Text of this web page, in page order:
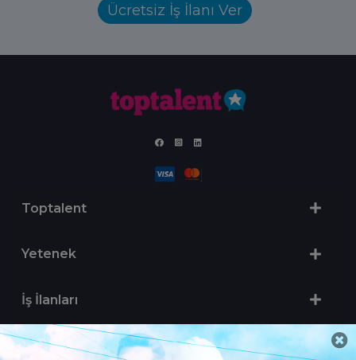
Ücretsiz İş İlanı Ver
Toptalent
Yetenek
İş İlanları
Sertifika Programları